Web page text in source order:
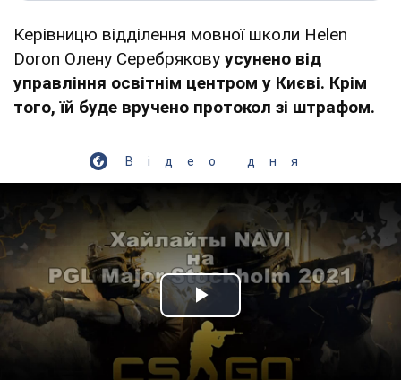
Керівницю відділення мовної школи Helen
Doron Олену Серебрякову усунено від
управління освітнім центром у Києві. Крім
того, їй буде вручено протокол зі штрафом.
Відео дня
Play Video